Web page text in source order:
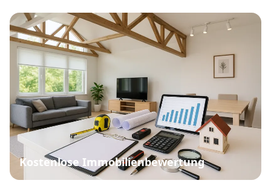
Kostenlose Immobilienbewertung